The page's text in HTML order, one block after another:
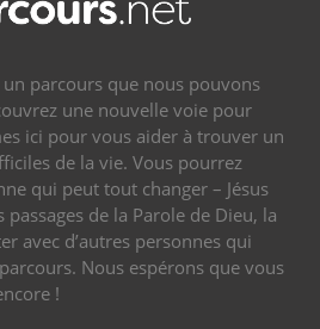
parcours que nous pouvons
une nouvelle voie pour
ici pour vous aider à trouver un
de la vie. Vous pourrez
qui peut tout changer – Jésus
de la Parole de Dieu, la
avec d’autres personnes qui
Nous espérons que vous
!